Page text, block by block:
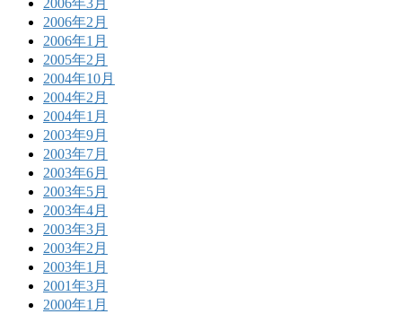
2006年2月
2006年1月
2005年2月
2004年10月
2004年2月
2004年1月
2003年9月
2003年7月
2003年6月
2003年5月
2003年4月
2003年3月
2003年2月
2003年1月
2001年3月
2000年1月